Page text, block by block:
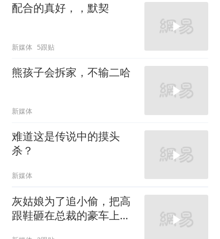
配合的真好，，默契
新媒体 5跟贴
熊孩子会拆家，不输二哈
新媒体
难道这是传说中的摸头
杀？
新媒体
灰姑娘为了追小偷，把高
跟鞋砸在总裁的豪车上，